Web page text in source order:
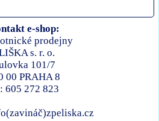
e-shop:
prodejny
s. r. o.
101/7
00 PRAHA 8
605 272 823